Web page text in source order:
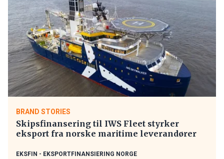
BRAND STORIES
Skipsfinansering til IWS Fleet styrker
eksport fra norske maritime leverandører
EKSFIN - EKSPORTFINANSIERING NORGE